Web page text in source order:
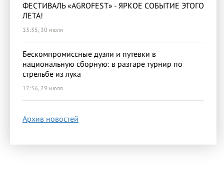
ФЕСТИВАЛЬ «AGROFEST» - ЯРКОЕ СОБЫТИЕ ЭТОГО
ЛЕТА!
13:35, 30 июля
Бескомпромиссные дуэли и путевки в
национальную сборную: в разгаре турнир по
стрельбе из лука
17:36, 29 июля
Архив новостей